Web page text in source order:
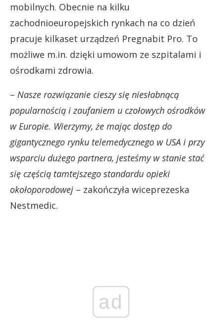
mobilnych. Obecnie na kilku
zachodnioeuropejskich rynkach na co dzień
pracuje kilkaset urządzeń Pregnabit Pro. To
możliwe m.in. dzięki umowom ze szpitalami i
ośrodkami zdrowia.
– Nasze rozwiązanie cieszy się niesłabnącą
popularnością i zaufaniem u czołowych ośrodków
w Europie. Wierzymy, że mając dostęp do
gigantycznego rynku telemedycznego w USA i przy
wsparciu dużego partnera, jesteśmy w stanie stać
się częścią tamtejszego standardu opieki
okołoporodowej – zakończyła wiceprezeska
Nestmedic.
ad